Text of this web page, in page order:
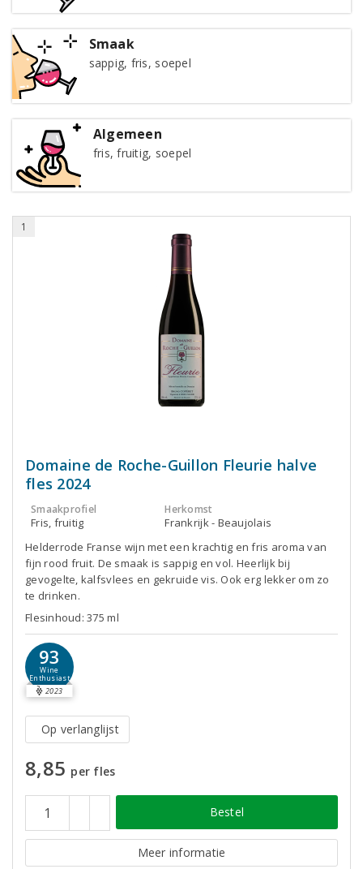
Smaak
sappig, fris, soepel
Algemeen
fris, fruitig, soepel
1
Domaine de Roche-Guillon Fleurie halve
fles 2024
Smaakprofiel
Fris, fruitig
Herkomst
Frankrijk - Beaujolais
Helderrode Franse wijn met een krachtig en fris aroma van
fijn rood fruit. De smaak is sappig en vol. Heerlijk bij
gevogelte, kalfsvlees en gekruide vis. Ook erg lekker om zo
te drinken.
Flesinhoud: 375 ml
93
Wine
Enthusiast
2023
Op verlanglijst
8,85 per fles
Bestel
Meer informatie